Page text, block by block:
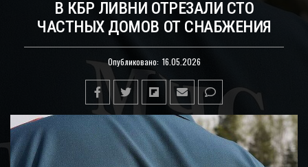
В КБР ЛИВНИ ОТРЕЗАЛИ СТО
ЧАСТНЫХ ДОМОВ ОТ СНАБЖЕНИЯ
Опубликовано: 16.05.2026